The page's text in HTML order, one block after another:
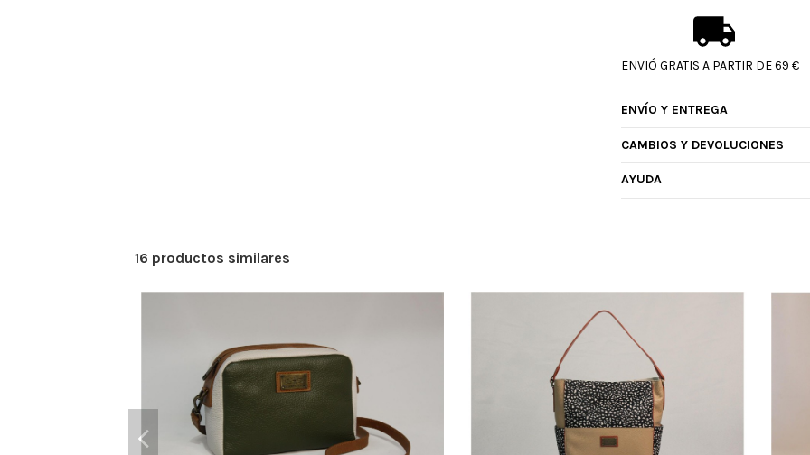
ENVIÓ GRATIS A PARTIR DE 69 €
ENVÍO Y ENTREGA
CAMBIOS Y DEVOLUCIONES
AYUDA
16 productos similares